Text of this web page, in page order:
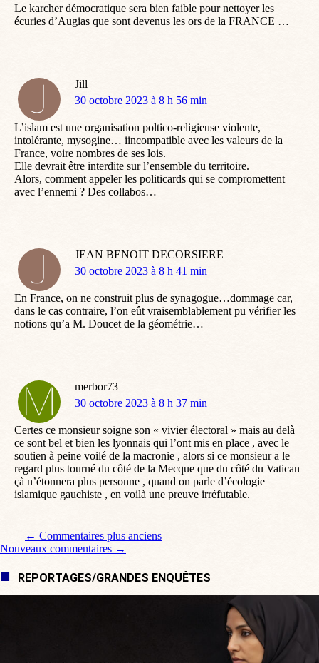
Le karcher démocratique sera bien faible pour nettoyer les
écuries d’Augias que sont devenus les ors de la FRANCE …
Jill
dit
30 octobre 2023 à 8 h 56 min
L’islam est une organisation poltico-religieuse violente,
intolérante, mysogine… iincompatible avec les valeurs de la
France, voire nombres de ses lois.
Elle devrait être interdite sur l’ensemble du territoire.
Alors, comment appeler les politicards qui se compromettent
avec l’ennemi ? Des collabos…
JEAN BENOIT DECORSIERE
dit
30 octobre 2023 à 8 h 41 min
En France, on ne construit plus de synagogue…dommage car,
dans le cas contraire, l’on eût vraisemblablement pu vérifier les
notions qu’a M. Doucet de la géométrie…
merbor73
dit
30 octobre 2023 à 8 h 37 min
Certes ce monsieur soigne son « vivier électoral » mais au delà
ce sont bel et bien les lyonnais qui l’ont mis en place , avec le
soutien à peine voilé de la macronie , alors si ce monsieur a le
regard plus tourné du côté de la Mecque que du côté du Vatican
çà n’étonnera plus personne , quand on parle d’écologie
islamique gauchiste , en voilà une preuve irréfutable.
Navigation de commentaire
← Commentaires plus anciens
Nouveaux commentaires →
REPORTAGES/GRANDES ENQUÊTES